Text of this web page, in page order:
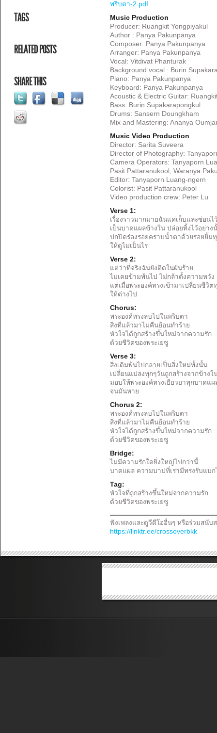
TAGS
RELATED POSTS
SHARE THIS
พริบตา-2.pdf
Music Production
Producer: Ruangkit Yongpiyakul
Author : Panya Pakunpanya
Composer: Panya Pakunpanya
Arranger: Panya Pakunpanya
Vocal: Vitdivat Phanturak
Background vocal : Burin
Piano: Panya Pakunpanya
Keyboard: Panya Pakunpanya
Acoustic & Electric Guitar:
Bass: Burin Supakarapongkul
Drums: Sansern Doungkham
Mix and Mastering: Ananya
Music Video Production
Director: Sarita Suveera
Director of Photography:
Camera Operators: Tanyaporn
Pasit Pattaranukool, Waranya
Editor: Tanyaporn Luang-ngern
Colorist: Pasit Pattaranukool
Video production crew: Peter Lu
Verse 1:
เรื่องราวมากมายฉันแค่เก็บและซ่อนไ
เป็นบาดแผลข้างใน ปล่อยทิ้งไว้อย่าง
ปกปิดร่องรอยคราบน้ำตาด้วยรอยยิ้ม
ให้ดูไม่เป็นไร
Verse 2:
แต่ว่าที่จริงฉันยังติดในฝันร้าย
ไม่เคยข้ามพ้นไป ไม่กล้าตั้งความหวัง
แต่เมื่อพระองค์ทรงเข้ามาเปลี่ยนชีวิต
ให้ต่างไป
Chorus:
พระองค์ทรงลบไปในพริบตา
สิ่งที่แล้วมาไม่คืนย้อนทำร้าย
หัวใจได้ถูกสร้างขึ้นใหม่จากความรัก
ด้วยชีวิตของพระเยซู
Verse 3:
สิ่งเดิมพ้นไปกลายเป็นสิ่งใหม่ทั้งนั้น
เปลี่ยนแปลงทุกๆวันถูกสร้างจากข้างใ
มอบให้พระองค์ทรงเยียวยาทุกบาดแผ
จนมันหาย
Chorus 2:
พระองค์ทรงลบไปในพริบตา
สิ่งที่แล้วมาไม่คืนย้อนทำร้าย
หัวใจได้ถูกสร้างขึ้นใหม่จากความรัก
ด้วยชีวิตของพระเยซู
Bridge:
ไม่มีความรักใดยิ่งใหญ่ไปกว่านี้
บาดแผล ความบาปที่เรามีทรงรับแบก
Tag:
หัวใจที่ถูกสร้างขึ้นใหม่จากความรัก
ด้วยชีวิตของพระเยซู
ฟังเพลงและดูวีดีโออื่นๆ หรือร่วมสนั
https://linktr.ee/crossoverbkk